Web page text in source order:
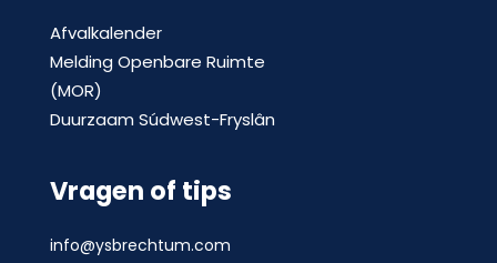
Afvalkalender
Melding Openbare Ruimte
(MOR)
Duurzaam Súdwest-Fryslân
Vragen of tips
info@ysbrechtum.com